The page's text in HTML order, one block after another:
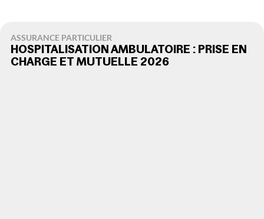
ASSURANCE PARTICULIER
HOSPITALISATION AMBULATOIRE : PRISE EN
CHARGE ET MUTUELLE 2026